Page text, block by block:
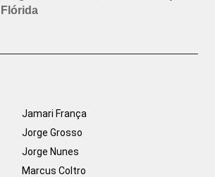
Jamari França
Jorge Grosso
Jorge Nunes
Marcus Coltro